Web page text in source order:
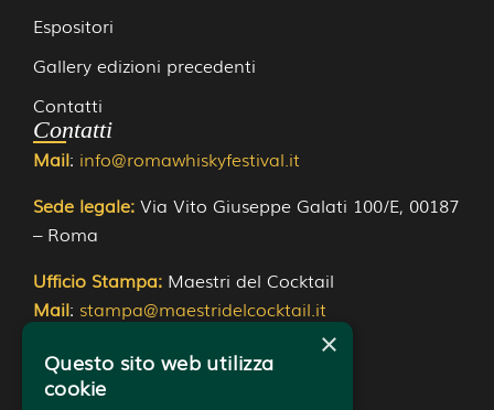
Espositori
Gallery edizioni precedenti
Contatti
Contatti
Mail: info@romawhiskyfestival.it
Sede legale: Via Vito Giuseppe Galati 100/E, 00187
– Roma
Ufficio Stampa: Maestri del Cocktail
Mail: stampa@maestridelcocktail.it
Trasparenza e Pubblicità
×
Questo sito web utilizza
cookie